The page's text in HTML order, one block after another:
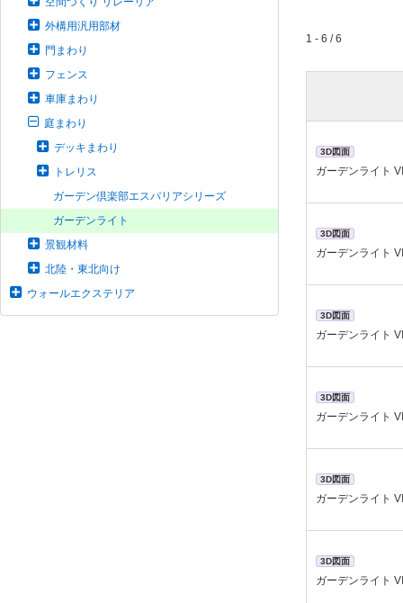
外構用汎用部材
門まわり
フェンス
車庫まわり
庭まわり
デッキまわり
トレリス
ガーデン倶楽部エスパリアシリーズ
ガーデンライト
景観材料
北陸・東北向け
ウォールエクステリア
1 - 6 / 6
3D図面
ガーデンライト
3D図面
ガーデンライト
3D図面
ガーデンライト
3D図面
ガーデンライト
3D図面
ガーデンライト
3D図面
ガーデンライト